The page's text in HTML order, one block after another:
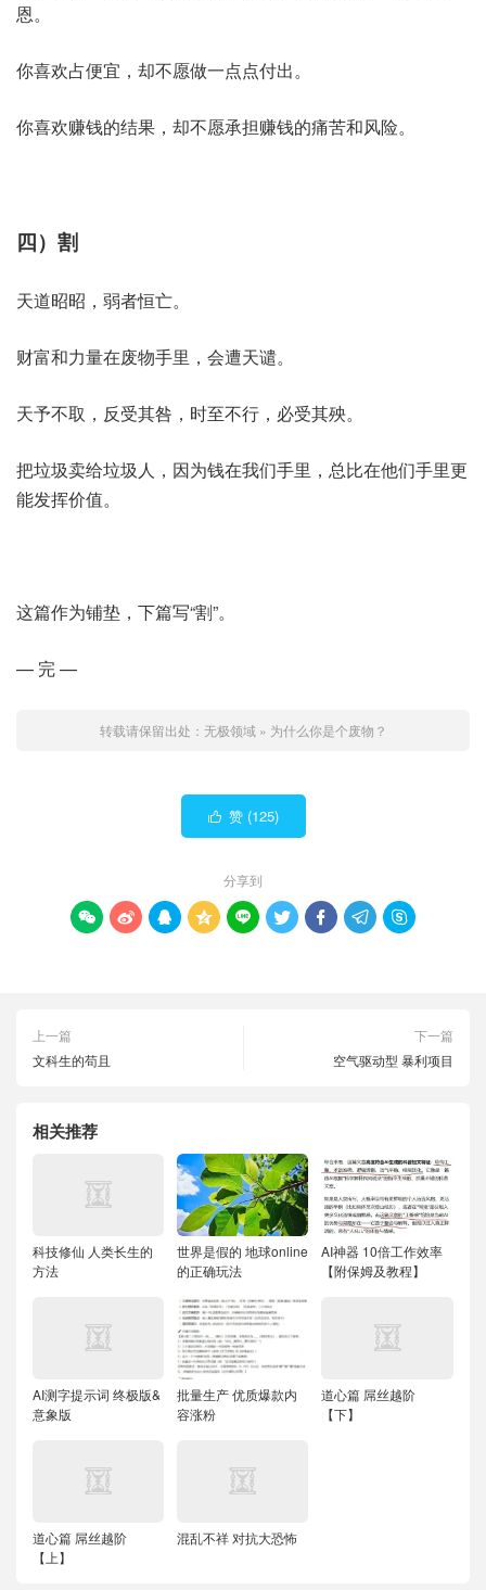
恩。
你喜欢占便宜，却不愿做一点点付出。
你喜欢赚钱的结果，却不愿承担赚钱的痛苦和风险。
四）割
天道昭昭，弱者恒亡。
财富和力量在废物手里，会遭天谴。
天予不取，反受其咎，时至不行，必受其殃。
把垃圾卖给垃圾人，因为钱在我们手里，总比在他们手里更
能发挥价值。
这篇作为铺垫，下篇写“割”。
— 完 —
转载请保留出处： 无极领域 » 为什么你是个废物？
 赞 (125)
分享到
        
上一篇
文科生的苟且
下一篇
空气驱动型 暴利项目
相关推荐
科技修仙 人类长生的
方法
世界是假的 地球online
的正确玩法
AI神器 10倍工作效率
【附保姆及教程】
AI测字提示词 终极版&
意象版
批量生产 优质爆款内
容涨粉
道心篇 屌丝越阶
【下】
道心篇 屌丝越阶
【上】
混乱不祥 对抗大恐怖